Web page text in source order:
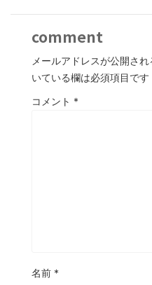
comment
メールアドレスが公開され
いている欄は必須項目です
コメント *
名前 *